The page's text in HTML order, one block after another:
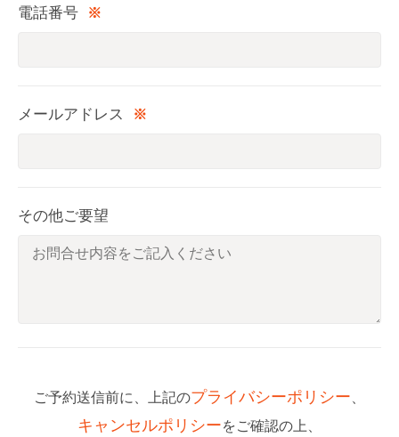
電話番号 ※
メールアドレス ※
その他ご要望
ご予約送信前に、上記のプライバシーポリシー
キャンセルポリシーをご確認の上、